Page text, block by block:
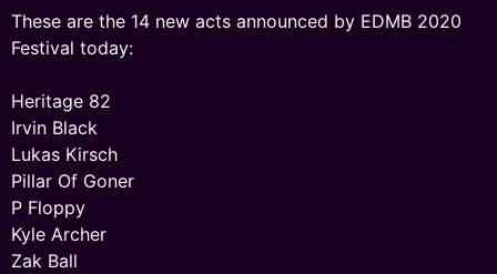
These are the 14 new acts announced by EDMB 2020
Festival today:
Heritage 82
Irvin Black
Lukas Kirsch
Pillar Of Goner
P Floppy
Kyle Archer
Zak Ball